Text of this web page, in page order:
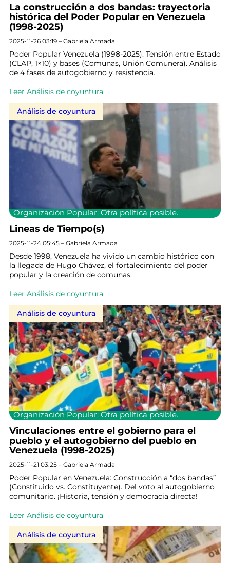
La construcción a dos bandas: trayectoria
histórica del Poder Popular en Venezuela
(1998-2025)
2025-11-26 03:19 – Gabriela Armada
Poder Popular Venezuela (1998-2025): Tensión entre Estado
(CLAP, 1×10) y bases (Comunas, Unión Comunera). Análisis
de 4 fases de autogobierno y resistencia.
Leer Análisis de coyuntura
Análisis de coyuntura
Organización Popular: Otra política posible.
Lineas de Tiempo(s)
2025-11-24 05:45 – Gabriela Armada
Desde 1998, Venezuela ha vivido un cambio histórico con
la llegada de Hugo Chávez, el fortalecimiento del poder
popular y la creación de comunas.
Leer Análisis de coyuntura
Análisis de coyuntura
Organización Popular: Otra política posible.
Vinculaciones entre el gobierno para el
pueblo y el autogobierno del pueblo en
Venezuela (1998-2025)
2025-11-21 03:25 – Gabriela Armada
Poder Popular en Venezuela: Construcción a “dos bandas”
(Constituido vs. Constituyente). Del voto al autogobierno
comunitario. ¡Historia, tensión y democracia directa!
Leer Análisis de coyuntura
Análisis de coyuntura